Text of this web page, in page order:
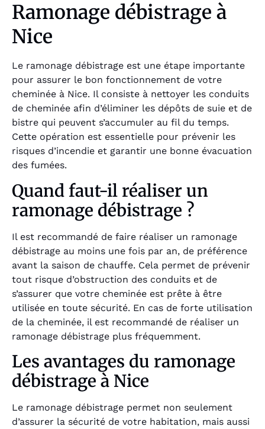
Ramonage débistrage à
Nice
Le ramonage débistrage est une étape importante
pour assurer le bon fonctionnement de votre
cheminée à Nice. Il consiste à nettoyer les conduits
de cheminée afin d’éliminer les dépôts de suie et de
bistre qui peuvent s’accumuler au fil du temps.
Cette opération est essentielle pour prévenir les
risques d’incendie et garantir une bonne évacuation
des fumées.
Quand faut-il réaliser un
ramonage débistrage ?
Il est recommandé de faire réaliser un ramonage
débistrage au moins une fois par an, de préférence
avant la saison de chauffe. Cela permet de prévenir
tout risque d’obstruction des conduits et de
s’assurer que votre cheminée est prête à être
utilisée en toute sécurité. En cas de forte utilisation
de la cheminée, il est recommandé de réaliser un
ramonage débistrage plus fréquemment.
Les avantages du ramonage
débistrage à Nice
Le ramonage débistrage permet non seulement
d’assurer la sécurité de votre habitation, mais aussi